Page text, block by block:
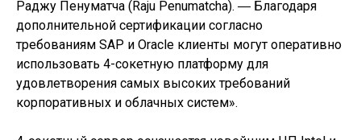
Раджу Пенуматча (Raju Penumatcha). ― Благодаря
дополнительной сертификации согласно
требованиям SAP и Oracle клиенты могут оперативно
использовать 4-сокетную платформу для
удовлетворения самых высоких требований
корпоративных и облачных систем».